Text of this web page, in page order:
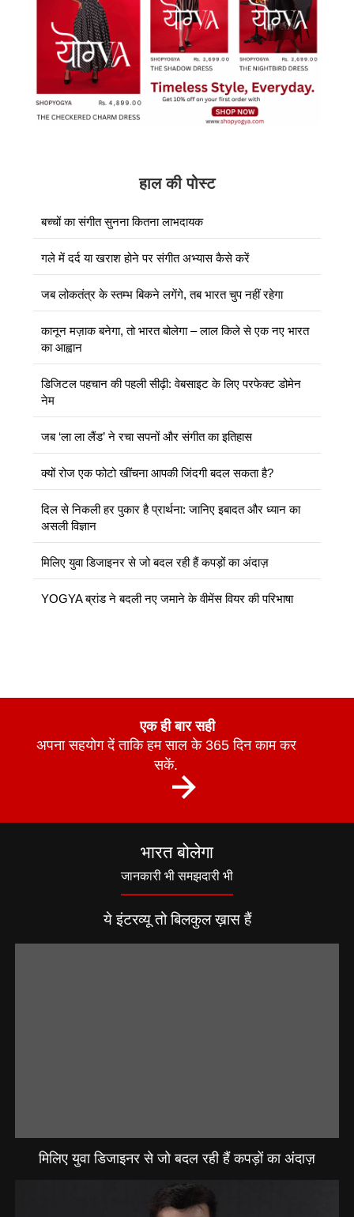
हाल की पोस्ट
बच्चों का संगीत सुनना कितना लाभदायक
गले में दर्द या खराश होने पर संगीत अभ्यास कैसे करें
जब लोकतंत्र के स्तम्भ बिकने लगेंगे, तब भारत चुप नहीं रहेगा
कानून मज़ाक बनेगा, तो भारत बोलेगा – लाल किले से एक नए भारत
का आह्वान
डिजिटल पहचान की पहली सीढ़ी: वेबसाइट के लिए परफेक्ट डोमेन
नेम
जब ‘ला ला लैंड’ ने रचा सपनों और संगीत का इतिहास
क्यों रोज एक फोटो खींचना आपकी जिंदगी बदल सकता है?
दिल से निकली हर पुकार है प्रार्थना: जानिए इबादत और ध्यान का
असली विज्ञान
मिलिए युवा डिजाइनर से जो बदल रही हैं कपड़ों का अंदाज़
YOGYA ब्रांड ने बदली नए जमाने के वीमेंस वियर की परिभाषा
एक ही बार सही
अपना सहयोग दें ताकि हम साल के 365 दिन काम कर
सकें.
भारत बोलेगा
जानकारी भी समझदारी भी
ये इंटरव्यू तो बिलकुल ख़ास हैं
मिलिए युवा डिजाइनर से जो बदल रही हैं कपड़ों का अंदाज़